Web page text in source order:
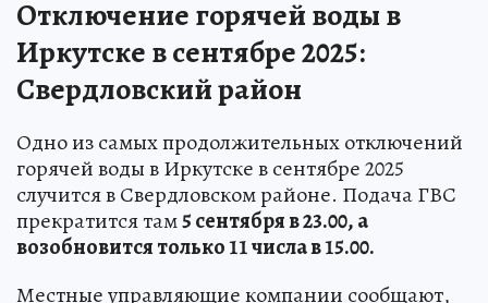
Отключение горячей воды в
Иркутске в сентябре 2025:
Свердловский район
Одно из самых продолжительных отключений
горячей воды в Иркутске в сентябре 2025
случится в Свердловском районе. Подача ГВС
прекратится там5 сентября в 23.00, а
возобновится только 11 числа в 15.00.
Местные управляющие компании сообщают,